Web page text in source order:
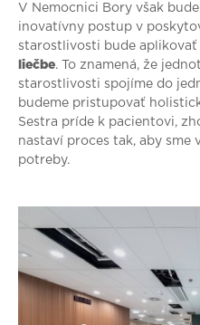
V Nemocnici Bory však
inovatívny postup v
starostlivosti bude aplikovať
liečbe. To znamená, že
starostlivosti spojíme do
budeme pristupovať
Sestra príde k pacientovi,
nastaví proces tak, aby sme
potreby.